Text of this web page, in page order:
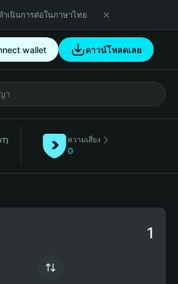
ำเนินการต่อในภาษาไทย
wallet ดาวน์โหลดเลย
ความเสี่ยง
0